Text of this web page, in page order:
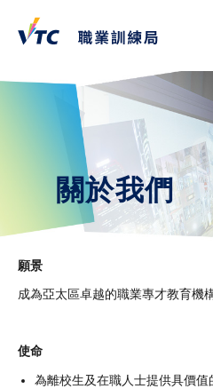
關於我們
願景
成為亞太區卓越的職業專才教育機
使命
為離校生及在職人士提供具價